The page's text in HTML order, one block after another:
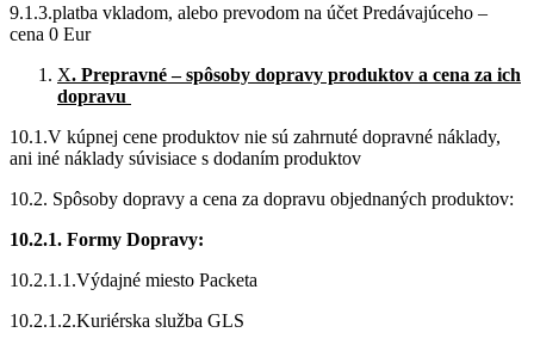
9.1.3.platba vkladom, alebo prevodom na účet Predávajúceho –
cena 0 Eur
X. Prepravné – spôsoby dopravy produktov a cena za ich
dopravu
10.1.V kúpnej cene produktov nie sú zahrnuté dopravné náklady,
ani iné náklady súvisiace s dodaním produktov
10.2. Spôsoby dopravy a cena za dopravu objednaných produktov:
10.2.1. Formy Dopravy:
10.2.1.1.Výdajné miesto Packeta
10.2.1.2.Kuriérska služba GLS